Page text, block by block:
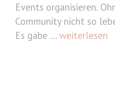
Events organisieren.
Community nicht so
Es gäbe ... weiterlesen